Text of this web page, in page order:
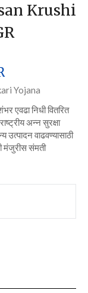
Krushi
Yojana
एवढा निधी वितरित
अन्न सुरक्षा
वाढवण्यासाठी
मंजुरीस संमती